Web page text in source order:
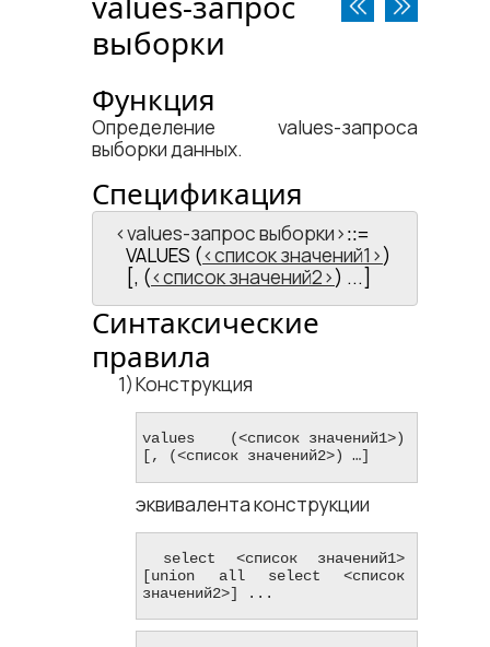
выборки
Функция
Определение values-запроса
выборки данных.
Спецификация
<​values-запрос выборки​> ::=
VALUES ( список значений1
)
[, ( список значений2 ) ...]
Синтаксические
правила
Конструкция
values    (<​список значений1​>)
[, (<​список значений2​>) …]
эквивалента конструкции
[union all select <​список
значений2​>] ...